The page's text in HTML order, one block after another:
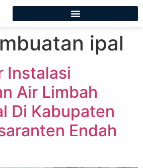
ipal
Instalasi
Air Limbah
Di Kabupaten
Endah